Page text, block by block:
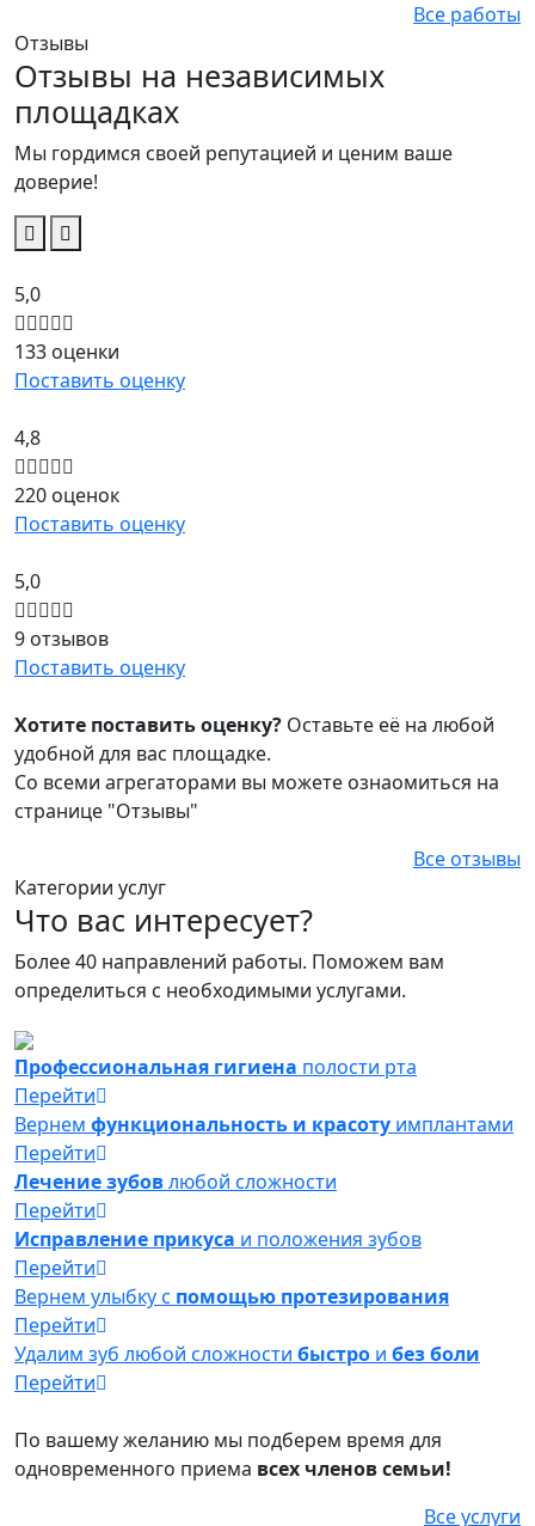
Все работы
Отзывы
Отзывы на независимых
площадках
Мы гордимся своей репутацией и ценим ваше
доверие!
5,0
133 оценки
Поставить оценку
4,8
220 оценок
Поставить оценку
5,0
9 отзывов
Поставить оценку
Хотите поставить оценку? Оставьте её на любой
удобной для вас площадке.
Со всеми агрегаторами вы можете ознаомиться на
странице "Отзывы"
Все отзывы
Категории услуг
Что вас интересует?
Более 40 направлений работы. Поможем вам
определиться с необходимыми услугами.
Профессиональная гигиена полости рта
Перейти
Вернем функциональность и красоту имплантами
Перейти
Лечение зубовлюбой сложности
Перейти
Исправление прикуса и положения зубов
Перейти
Вернем улыбку с помощью протезирования
Перейти
Удалим зуб любой сложности быстро и без боли
Перейти
По вашему желанию мы подберем время для
одновременного приема всех членов семьи!
Все услуги